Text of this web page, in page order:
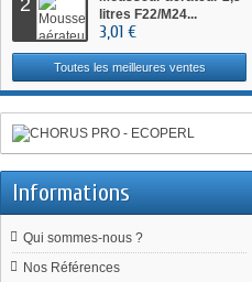
2
litres F22/M24...
3,01 €
Toutes les meilleures ventes
Informations
Qui sommes-nous ?
Nos Références